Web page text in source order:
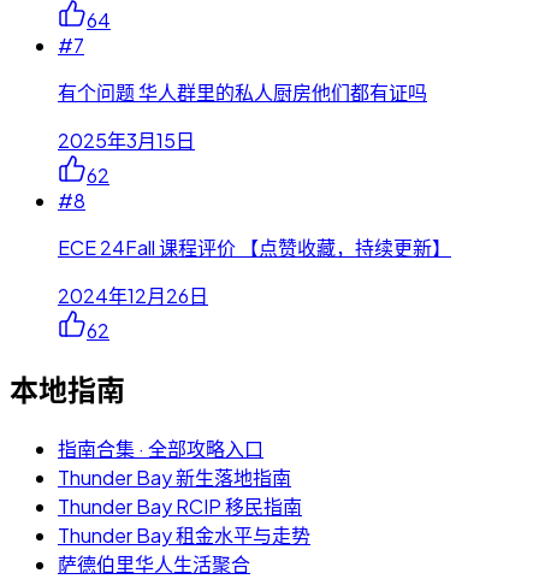
64
#7
有个问题 华人群里的私人厨房他们都有证吗
2025年3月15日
62
#8
ECE 24Fall 课程评价 【点赞收藏，持续更新】
2024年12月26日
62
本地指南
指南合集 · 全部攻略入口
Thunder Bay 新生落地指南
Thunder Bay RCIP 移民指南
Thunder Bay 租金水平与走势
萨德伯里华人生活聚合